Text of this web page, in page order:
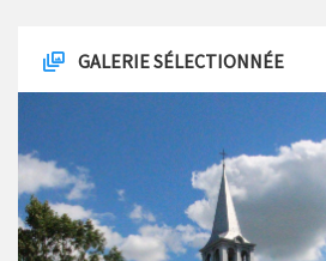
GALERIE SÉLECTIONNÉE